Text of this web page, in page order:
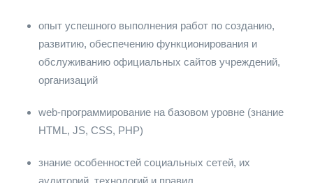
опыт успешного выполнения работ по созданию,
развитию, обеспечению функционирования и
обслуживанию официальных сайтов учреждений,
организаций
web-программирование на базовом уровне (знание
HTML, JS, CSS, PHP)
знание особенностей социальных сетей, их
аудиторий, технологий и правил